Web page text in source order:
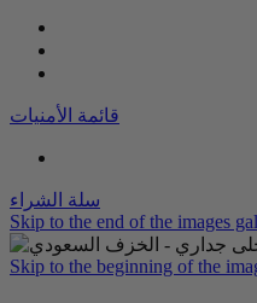
قائمة الأمنيات
سلة الشراء
Skip to the end of the images
Skip to the beginning of the